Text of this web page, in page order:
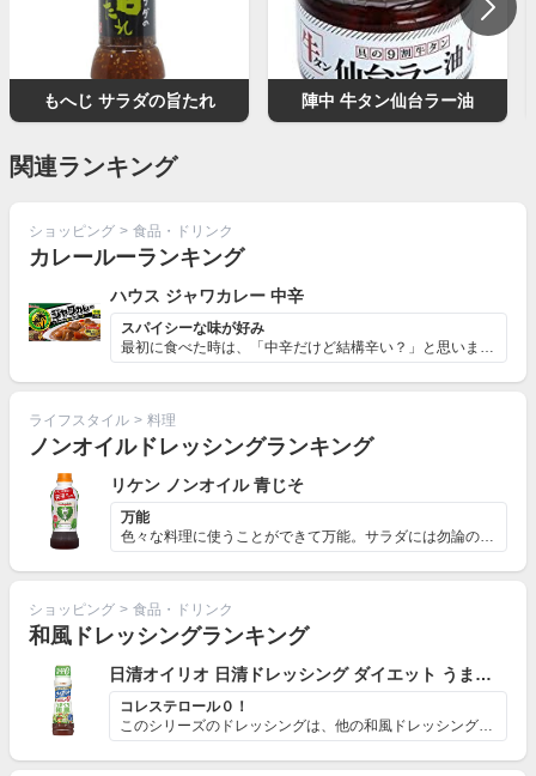
もへじ サラダの旨たれ 陣中 牛タン仙台ラー油
関連ランキング
ショッピング > 食品・ドリンク
カレールーランキング
ハウス ジャワカレー 中辛
スパイシーな味が好み
最初に食べた時は、「中辛だけど結構辛い？」と思いました...
ライフスタイル > 料理
ノンオイルドレッシングランキング
リケン ノンオイル 青じそ
万能
色々な料理に使うことができて万能。サラダには勿論のこと...
ショッピング > 食品・ドリンク
和風ドレッシングランキング
日清オイリオ 日清ドレッシング ダイエット うまくち和風
コレステロール０！
このシリーズのドレッシングは、他の和風ドレッシングに比...